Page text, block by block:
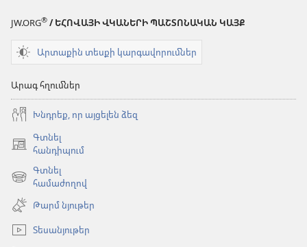
JW.ORG® / ԵՀՈՎԱՅԻ ՎԿԱՆԵՐԻ ՊԱՇՏՈՆԱԿԱՆ ԿԱՅՔ
Արտաքին տեսքի կարգավորումներ
Արագ հղումներ
Խնդրեք, որ այցելեն ձեզ
Գտնել
հանդիպում
(բացվում
նոր
պատուհան)
Գտնել
համաժողով
(բացվում
նոր
պատուհան)
Թարմ նյութեր
Տեսանյութեր